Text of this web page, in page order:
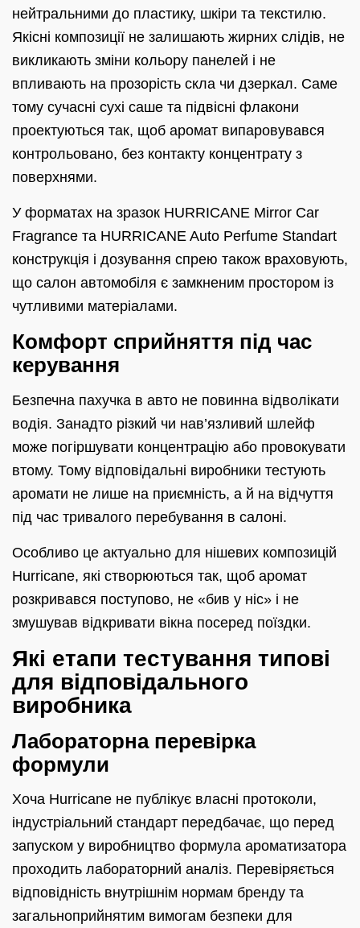
нейтральними до пластику, шкіри та текстилю.
Якісні композиції не залишають жирних слідів, не
викликають зміни кольору панелей і не
впливають на прозорість скла чи дзеркал. Саме
тому сучасні сухі саше та підвісні флакони
проектуються так, щоб аромат випаровувався
контрольовано, без контакту концентрату з
поверхнями.
У форматах на зразок HURRICANE Mirror Car
Fragrance та HURRICANE Auto Perfume Standart
конструкція і дозування спрею також враховують,
що салон автомобіля є замкненим простором із
чутливими матеріалами.
Комфорт сприйняття під час
керування
Безпечна пахучка в авто не повинна відволікати
водія. Занадто різкий чи нав’язливий шлейф
може погіршувати концентрацію або провокувати
втому. Тому відповідальні виробники тестують
аромати не лише на приємність, а й на відчуття
під час тривалого перебування в салоні.
Особливо це актуально для нішевих композицій
Hurricane, які створюються так, щоб аромат
розкривався поступово, не «бив у ніс» і не
змушував відкривати вікна посеред поїздки.
Які етапи тестування типові
для відповідального
виробника
Лабораторна перевірка
формули
Хоча Hurricane не публікує власні протоколи,
індустріальний стандарт передбачає, що перед
запуском у виробництво формула ароматизатора
проходить лабораторний аналіз. Перевіряється
відповідність внутрішнім нормам бренду та
загальноприйнятим вимогам безпеки для